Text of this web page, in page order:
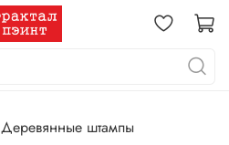
Деревянные штампы